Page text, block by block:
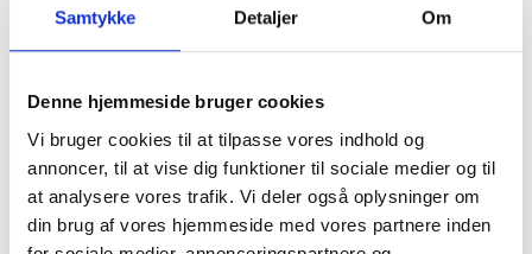
Samtykke Detaljer Om
Denne hjemmeside bruger cookies
Vi bruger cookies til at tilpasse vores indhold og
annoncer, til at vise dig funktioner til sociale medier og til
at analysere vores trafik. Vi deler også oplysninger om
din brug af vores hjemmeside med vores partnere inden
Montering (OBS.
inkluderet!)
99 kr. TILFØJ
149 kr.